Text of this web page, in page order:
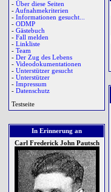
- Über diese Seiten
- Aufnahmekriterien
- Informationen gesucht...
- ODMP
- Gästebuch
- Fall melden
- Linkliste
- Team
- Der Zug des Lebens
- Videodokumentationen
- Unterstützer gesucht
- Unterstützer
- Impressum
- Datenschutz
Testseite
In Erinnerung an
Carl Frederick John Pautsch